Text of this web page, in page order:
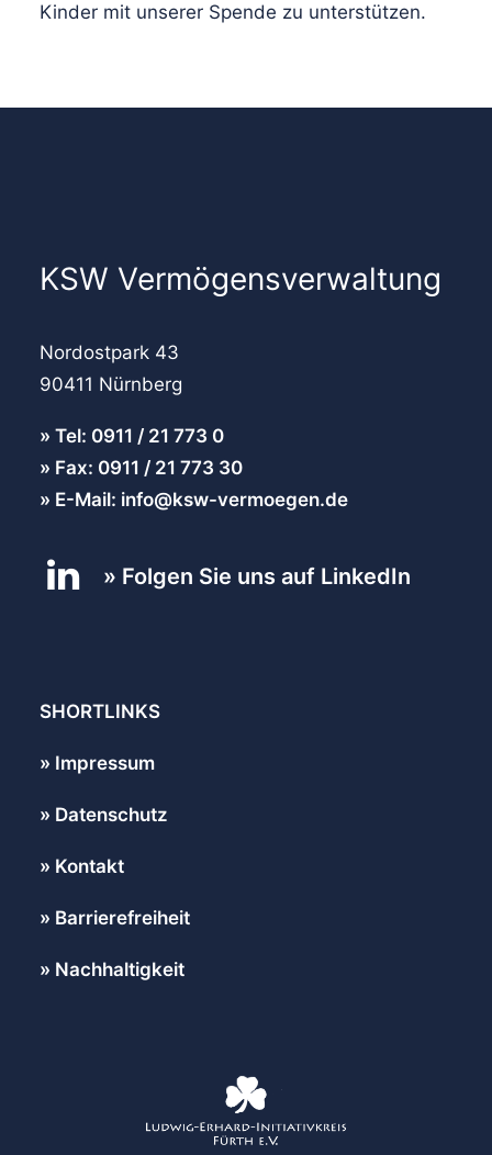
Kinder mit unserer Spende zu unterstützen.
KSW Vermögensverwaltung
Nordostpark 43
90411 Nürnberg
Tel: 0911 / 21 773 0
Fax: 0911 / 21 773 30
E-Mail: info@ksw-vermoegen.de
Folgen Sie uns auf LinkedIn
SHORTLINKS
Impressum
Datenschutz
Kontakt
Barrierefreiheit
Nachhaltigkeit